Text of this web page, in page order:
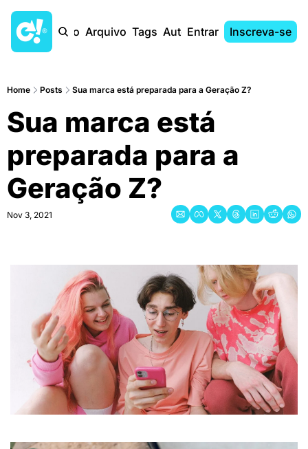
Início Arquivo Tags AutoresEntrar Inscreva-se
Home Posts Sua marca está preparada para a Geração Z?
Sua marca está
preparada para a
Geração Z?
Nov 3, 2021